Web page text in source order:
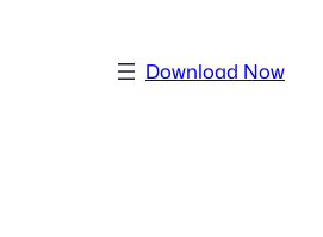
Download Now